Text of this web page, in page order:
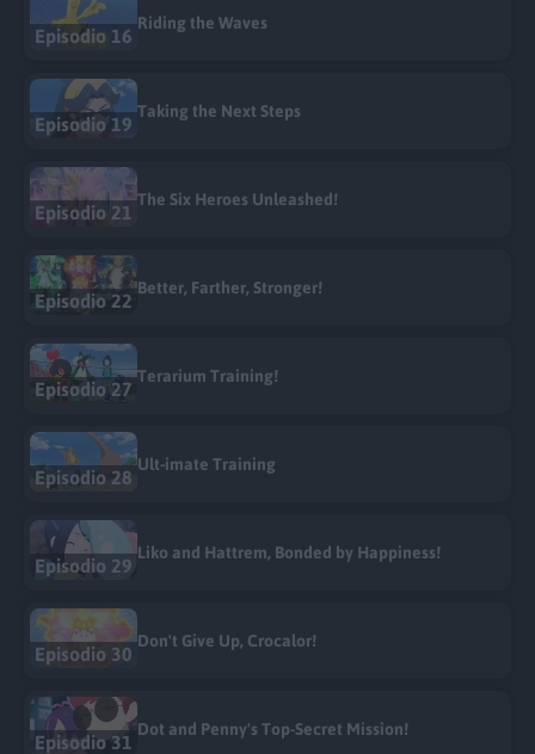
Episodio 16
Riding the Waves
Episodio 19
Taking the Next Steps
Episodio 21
The Six Heroes Unleashed!
Episodio 22
Better, Farther, Stronger!
Episodio 27
Terarium Training!
Episodio 28
Ult-imate Training
Episodio 29
Liko and Hattrem, Bonded by Happiness!
Episodio 30
Don't Give Up, Crocalor!
Episodio 31
Dot and Penny's Top-Secret Mission!